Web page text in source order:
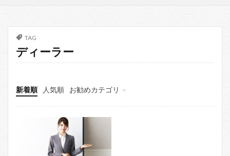
TAG
ディーラー
新着順 人気順 お勧めカテゴリ
情報募集ページ
keni8-child